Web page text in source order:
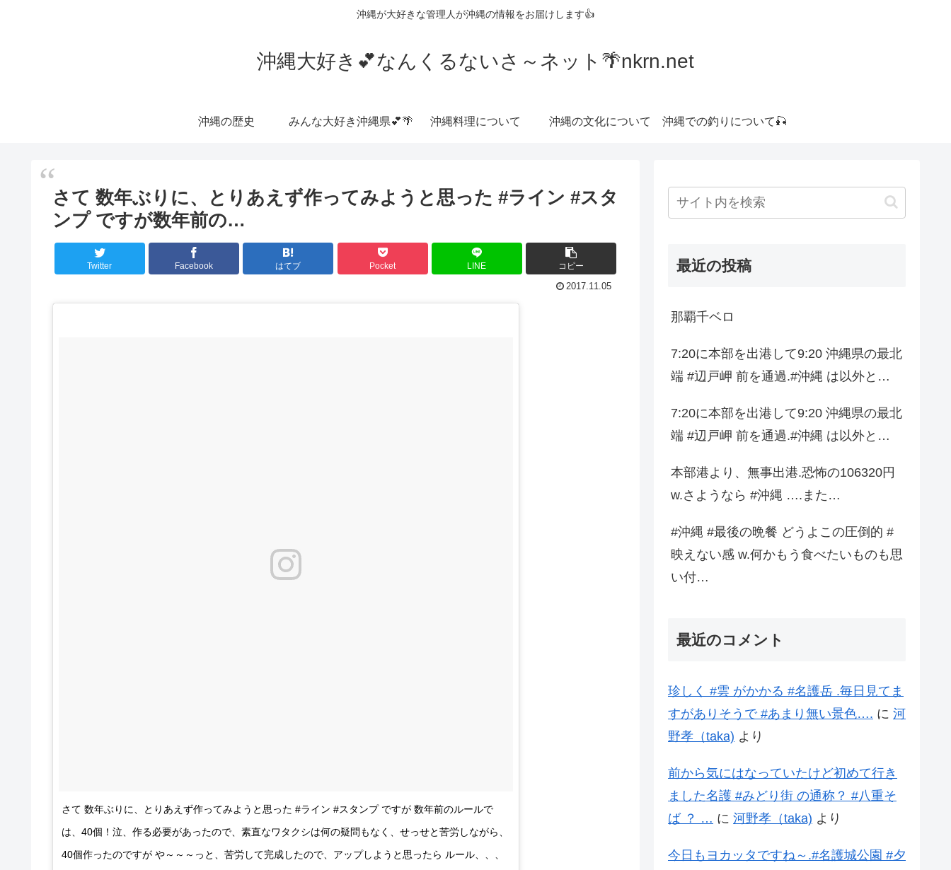
沖縄が大好きな管理人が沖縄の情報をお届けします👍
沖縄大好き💕なんくるないさ～ネット🌴nkrn.net
沖縄の歴史 みんな大好き沖縄県💕🌴 沖縄料理について 沖縄の文化について 沖縄での釣りについて🎣
さて 数年ぶりに、とりあえず作ってみようと思った #ライン #スタ
ンプ ですが数年前の…
Twitter Facebook はてブ Pocket LINE コピー
2017.11.05
さて 数年ぶりに、とりあえず作ってみようと思った #ライン #スタンプ ですが 数年前のルールで
は、40個！泣、作る必要があったので、素直なワタクシは何の疑問もなく、せっせと苦労しながら、
40個作ったのですが や～～～っと、苦労して完成したので、アップしようと思ったら ルール、、、
最近の投稿
那覇千ベロ
7:20に本部を出港して9:20 沖縄県の最北
端 #辺戸岬 前を通過.#沖縄 は以外と…
7:20に本部を出港して9:20 沖縄県の最北
端 #辺戸岬 前を通過.#沖縄 は以外と…
本部港より、無事出港.恐怖の106320円
w.さようなら #沖縄 ….また…
#沖縄 #最後の晩餐 どうよこの圧倒的 #
映えない感 w.何かもう食べたいものも思
い付…
最近のコメント
珍しく #雲 がかかる #名護岳 .毎日見てま
すがありそうで #あまり無い景色…. に 河
野孝（taka) より
前から気にはなっていたけど初めて行き
ました名護 #みどり街 の通称？ #八重そ
ば ？ … に 河野孝（taka) より
今日もヨカッタですね～.#名護城公園 #夕